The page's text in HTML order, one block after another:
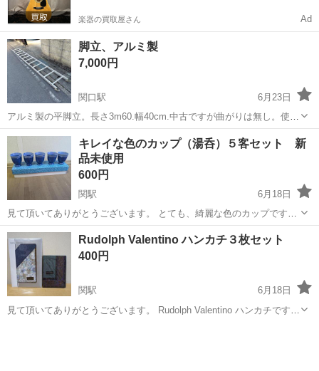
楽器の買取屋さん Ad
脚立、アルミ製
7,000円
関口駅
6月23日
アルミ製の平脚立。長さ3m60.幅40cm.中古ですが曲がりは無し。使用
感あります!アルミなので軽い。現金引き渡し希望。平日連絡可ですが
引き渡しは土日曜祝日になります!自宅に引き取りに来れる方。長いの
で軽トラックが必要です!...
岐阜 関市 関口駅 脚立
キレイな色のカップ（湯呑）５客セット 新
品未使用
600円
関駅
6月18日
見て頂いてありがとうございます。 とても、綺麗な色のカップです。
飲み口 7cm 高さ 8cm 新品未使用品です。 目立った傷や汚れはな
いと思いますが、長期自宅保管など色々細かいことを気になさらない
方のみよろしくお願い致...
岐阜 関市 関駅 食器
Rudolph Valentino ハンカチ３枚セット
400円
関駅
6月18日
見て頂いてありがとうございます。 Rudolph Valentino ハンカチです。